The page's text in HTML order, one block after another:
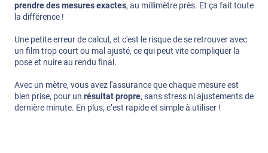
prendre des mesures exactes, au millimètre près. Et ça fait toute
la différence !
Une petite erreur de calcul, et c'est le risque de se retrouver avec
un film trop court ou mal ajusté, ce qui peut vite compliquer la
pose et nuire au rendu final.
Avec un mètre, vous avez l'assurance que chaque mesure est
bien prise, pour un résultat propre, sans stress ni ajustements de
dernière minute. En plus, c’est rapide et simple à utiliser !